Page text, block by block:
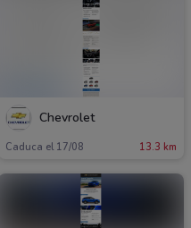
Chevrolet
Caduca el 17/08 13.3 km